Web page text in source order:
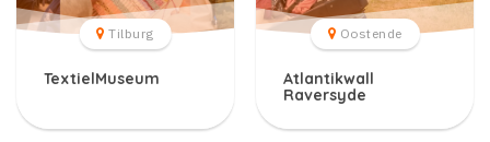
Tilburg
TextielMuseum
Oostende
Atlantikwall
Raversyde